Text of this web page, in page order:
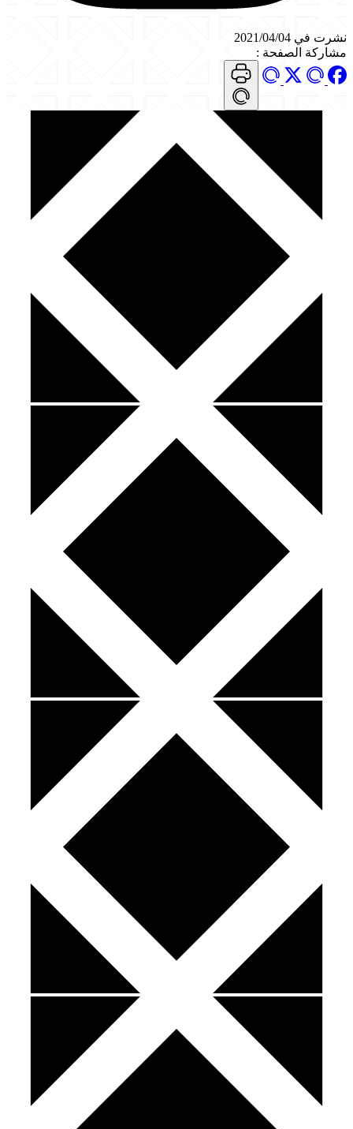
نشرت في 2021/04/04
مشاركة الصفحة :